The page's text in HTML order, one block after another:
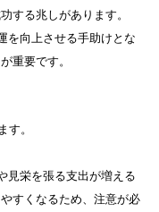
する兆しがあります。
を向上させる手助けとな
重要です。
す。
見栄を張る支出が増える
すくなるため、注意が必